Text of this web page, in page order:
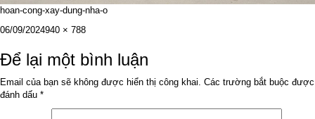
hoan-cong-xay-dung-nha-o
Đăng
ngày
06/09/2024Kích
đầy
đủ
940 × 788
Để lại một bình luận
Email của bạn sẽ không được hiển thị công khai. Các trường bắt buộc được
đánh dấu *